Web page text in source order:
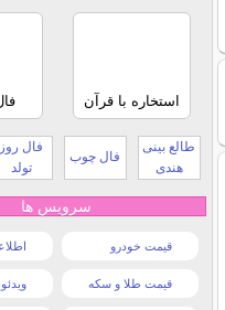
استخاره با قرآن
طالع بینی
هندی
فال چوب
فال روز
تولد
سرویس ها
قیمت خودرو
قیمت طلا و سکه